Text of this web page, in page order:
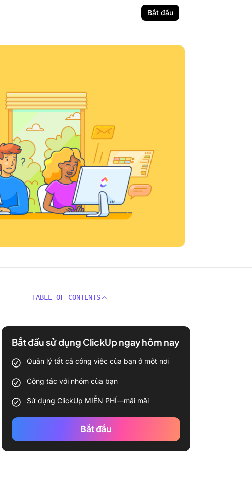
Bắt đầu
TABLE OF CONTENTS
Bắt đầu sử dụng ClickUp ngay hôm nay
Quản lý tất cả công việc của bạn ở một nơi
Cộng tác với nhóm của bạn
Sử dụng ClickUp MIỄN PHÍ—mãi mãi
Bắt đầu